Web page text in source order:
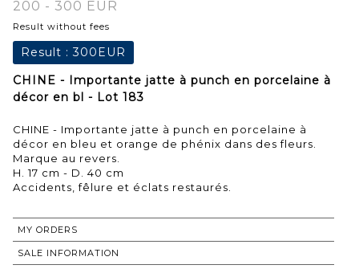
200 - 300 EUR
Result without fees
Result :300EUR
CHINE - Importante jatte à punch en porcelaine à
décor en bl - Lot 183
CHINE - Importante jatte à punch en porcelaine à
décor en bleu et orange de phénix dans des fleurs.
Marque au revers.
H. 17 cm - D. 40 cm
Accidents, fêlure et éclats restaurés.
MY ORDERS
SALE INFORMATION